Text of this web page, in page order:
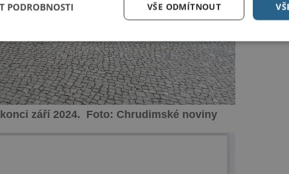
září 2024. Foto: Chrudimské noviny
VŠE ODMÍTNOUT
PODROBNOSTI